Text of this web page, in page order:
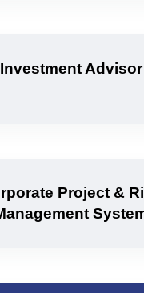
Investment Advisor
Project &